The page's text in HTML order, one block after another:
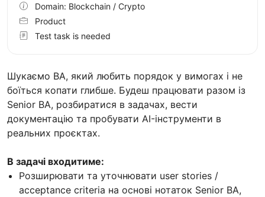
Шукаємо BA, який любить порядок у вимогах і не
боїться копати глибше. Будеш працювати разом із
Senior BA, розбиратися в задачах, вести
документацію та пробувати AI-інструменти в
реальних проєктах.
В задачі входитиме:
Розширювати та уточнювати user stories /
acceptance criteria на основі нотаток Senior BA,
Domain: Blockchain / Crypto
Product
Test task is needed